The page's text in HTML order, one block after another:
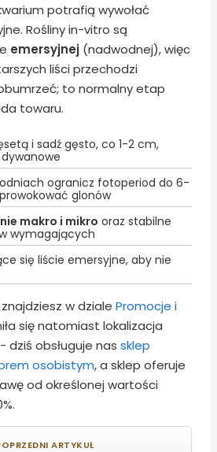
potrafią wywołać
Rośliny in-vitro są
emersyjnej (nadwodnej), więc
liści przechodzi
to normalny etap
towaru.
i sadź gęsto, co 1-2 cm,
dywanowe
ogranicz fotoperiod do 6-
glonów
makro i mikro oraz stabilne
wymagających
się liście emersyjne, aby nie
w dziale Promocje i
się natomiast lokalizacja
obsługuje nas sklep
osobistym, a sklep oferuje
od określonej wartości
ARTYKUŁ